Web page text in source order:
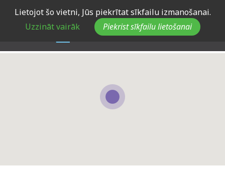
Lietojot šo vietni, Jūs piekrītat sīkfailu izmanošanai.
Uzzināt vairāk
Piekrist sīkfailu lietošanai